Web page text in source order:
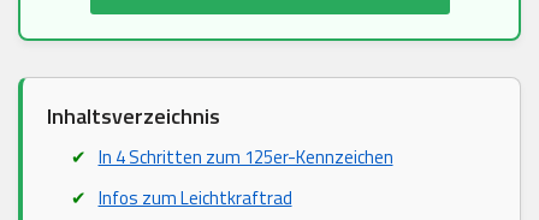
Inhaltsverzeichnis
In 4 Schritten zum 125er-Kennzeichen
Infos zum Leichtkraftrad